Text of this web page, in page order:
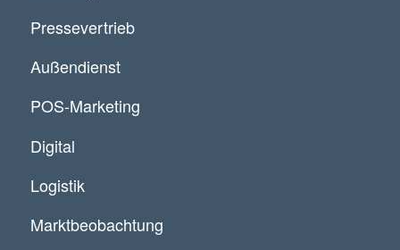
Pressevertrieb
Außendienst
POS-Marketing
Digital
Logistik
Marktbeobachtung